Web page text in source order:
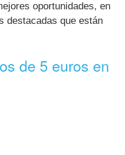
oportunidades, en
destacadas que están
de 5 euros en